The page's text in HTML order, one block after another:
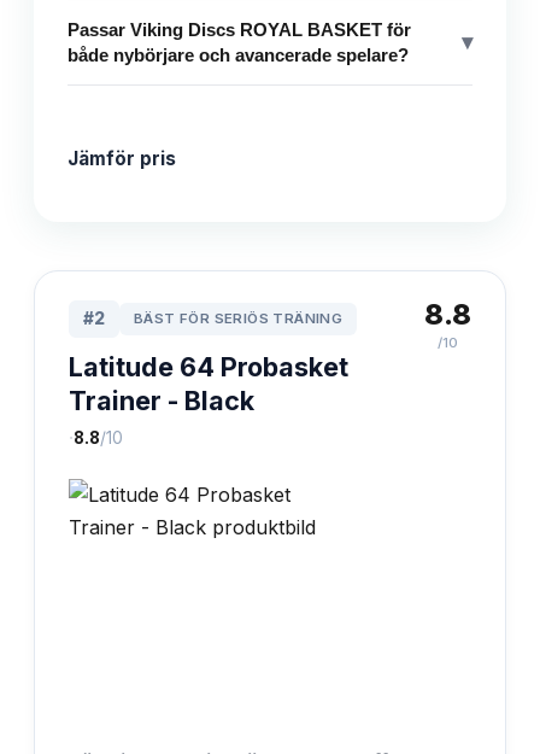
Passar Viking Discs ROYAL BASKET för
både nybörjare och avancerade spelare?
▾
Jämför pris
#2 BÄST FÖR SERIÖS TRÄNING
Latitude 64 Probasket
Trainer - Black
·8.8/10
8.8
/10